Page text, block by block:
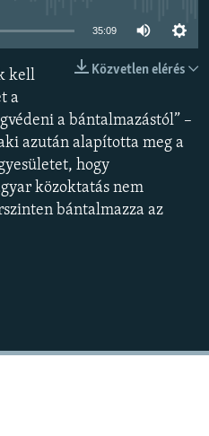
35:09
Közvetlen elérés
kell
a
a bántalmazástól” –
azután alapította meg a
hogy
közoktatás nem
bántalmazza az